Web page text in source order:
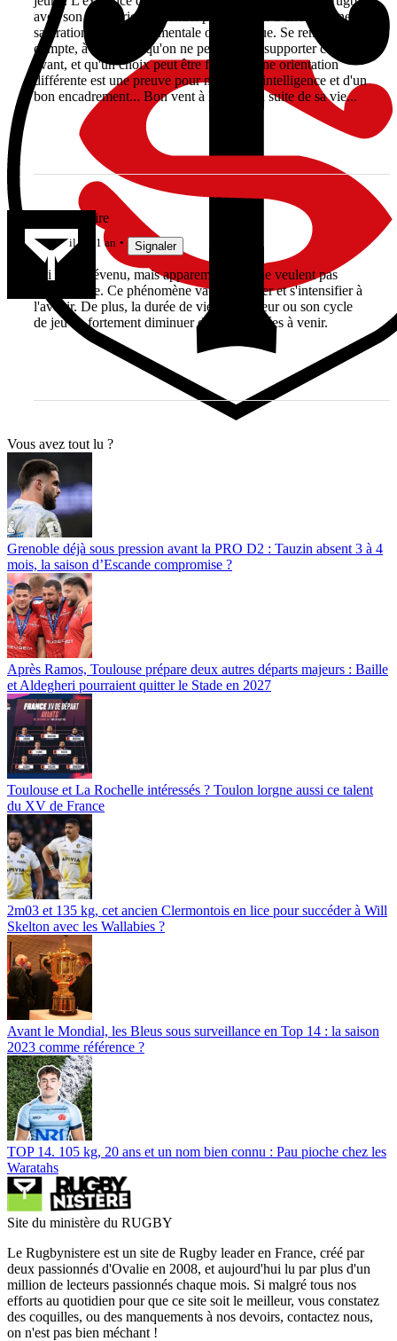
avec son calendrier démentiel peut amener à une certaine
saturation, qu'elle soit mentale ou physique. Se rendre
compte, à 25/26ans qu'on ne peut plus le supporter comme
avant, et qu'un choix peut être fait pour une orientation
différente est une preuve pour moi d'une intelligence et d'un
bon encadrement... Bon vent à lui pour la suite de sa vie...
Vieille Gloire
il y a 1 an Signaler
J'ai déjà prévenu, mais apparemment ils ne veulent pas
comprendre. Ce phénomène va s'accentuer et s'intensifier à
l'avenir. De plus, la durée de vie d'un joueur ou son cycle
de jeu va fortement diminuer dans les années à venir.
Vous avez tout lu ?
Grenoble déjà sous pression avant la PRO D2 : Tauzin absent 3 à 4
mois, la saison d’Escande compromise ?
Après Ramos, Toulouse prépare deux autres départs majeurs : Baille
et Aldegheri pourraient quitter le Stade en 2027
Toulouse et La Rochelle intéressés ? Toulon lorgne aussi ce talent
du XV de France
2m03 et 135 kg, cet ancien Clermontois en lice pour succéder à Will
Skelton avec les Wallabies ?
Avant le Mondial, les Bleus sous surveillance en Top 14 : la saison
2023 comme référence ?
TOP 14. 105 kg, 20 ans et un nom bien connu : Pau pioche chez les
Waratahs
Site du ministère du RUGBY
Le Rugbynistere est un site de Rugby leader en France, créé par
deux passionnés d'Ovalie en 2008, et aujourd'hui lu par plus d'un
million de lecteurs passionnés chaque mois. Si malgré tous nos
efforts au quotidien pour que ce site soit le meilleur, vous constatez
des coquilles, ou des manquements à nos devoirs, contactez nous,
on n'est pas bien méchant !